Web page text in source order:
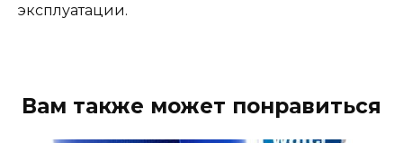
эксплуатации.
Вам также может понравиться